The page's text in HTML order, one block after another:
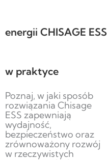
energii CHISAGE ESS
w praktyce
Poznaj, w jaki sposób
rozwiązania Chisage
ESS zapewniają
wydajność,
bezpieczeństwo oraz
zrównoważony rozwój
w rzeczywistych